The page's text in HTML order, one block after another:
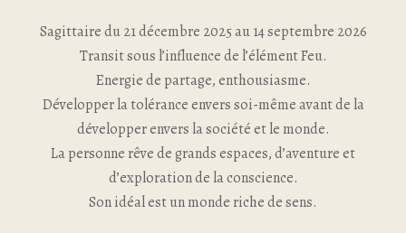
Sagittaire du 21 décembre 2025 au 14 septembre 2026
Transit sous l’influence de l’élément Feu.
Energie de partage, enthousiasme.
Développer la tolérance envers soi-même avant de la
développer envers la société et le monde.
La personne rêve de grands espaces, d’aventure et
d’exploration de la conscience.
Son idéal est un monde riche de sens.